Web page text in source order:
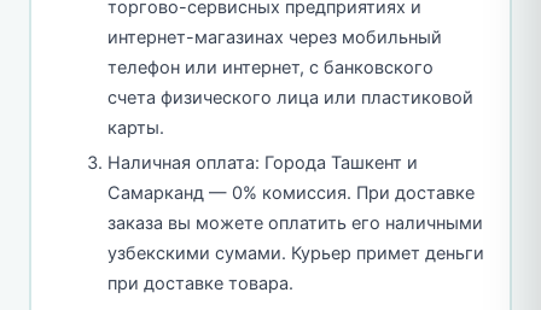
торгово-сервисных предприятиях и
интернет-магазинах через мобильный
телефон или интернет, с банковского
счета физического лица или пластиковой
карты.
Наличная оплата: Города Ташкент и
Самарканд — 0% комиссия. При доставке
заказа вы можете оплатить его наличными
узбекскими сумами. Курьер примет деньги
при доставке товара.